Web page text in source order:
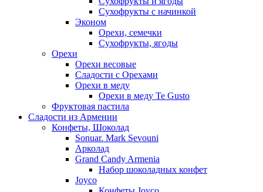
Сухофрукты с начинкой
Эконом
Орехи, семечки
Сухофрукты, ягоды
Орехи
Орехи весовые
Сладости с Орехами
Орехи в меду
Орехи в меду Te Gusto
Фруктовая пастила
Сладости из Армении
Конфеты, Шоколад
Sonuar. Mark Sevouni
Арколад
Grand Candy Armenia
Набор шоколадных конфет
Joyco